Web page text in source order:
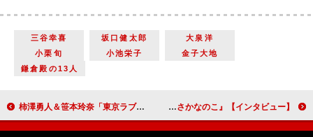
三谷幸喜 坂口健太郎
大泉洋
小栗旬
小池栄子
金子大地
鎌倉殿の13人
柿澤勇人＆笹本玲奈「東京ラブストーリー」ミュージカル化に「だからこそ恋ってなんだろう？ と感じてほしい」【インタビュー】 のん「『男か女かはどっちでもいい』という貼り紙を見て、純粋にお魚が好きなミー坊を演じればいいんだと思いました」 磯村勇斗「日常的に魚をさばいたりするのが好きになりました」 『さかなのこ』【インタビュー】